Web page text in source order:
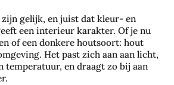
zijn gelijk, en juist dat kleur- en
een interieur karakter. Of je nu
of een donkere houtsoort: hout
Het past zich aan aan licht,
temperatuur, en draagt zo bij aan